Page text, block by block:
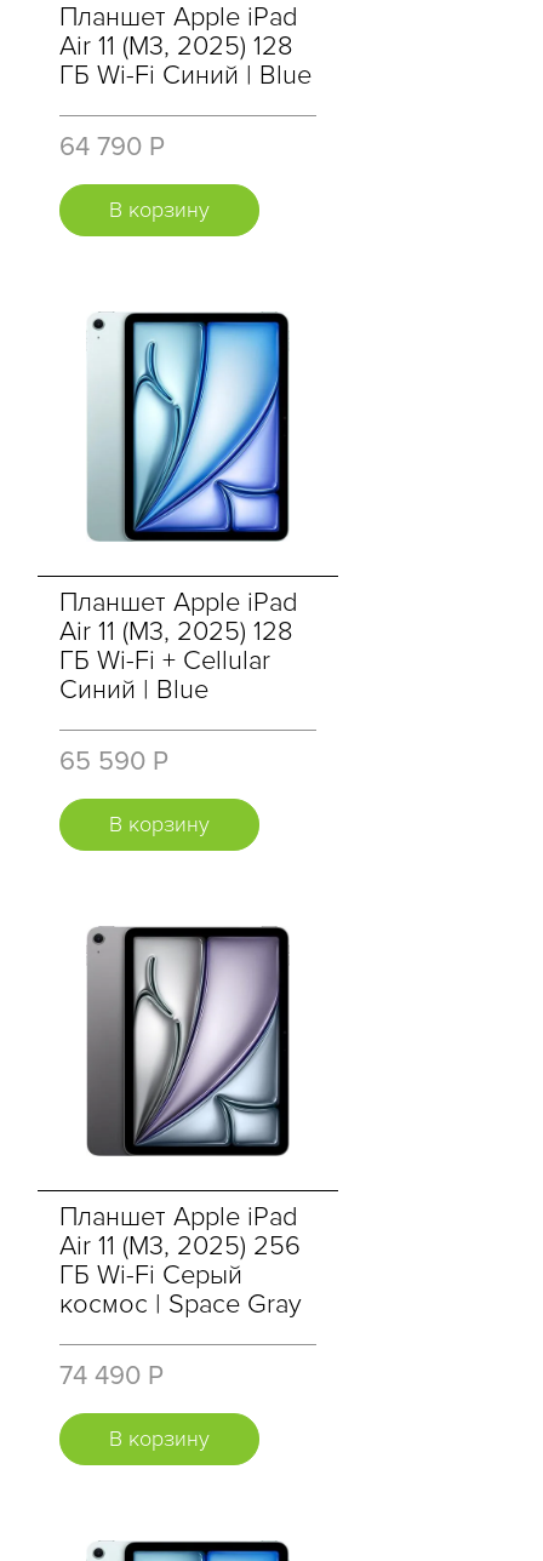
Планшет Apple iPad
Air 11 (M3, 2025) 128
ГБ Wi-Fi Синий | Blue
64 790 Р
В корзину
Планшет Apple iPad
Air 11 (M3, 2025) 128
ГБ Wi-Fi + Cellular
Синий | Blue
65 590 Р
В корзину
Планшет Apple iPad
Air 11 (M3, 2025) 256
ГБ Wi-Fi Cерый
космос | Space Gray
74 490 Р
В корзину